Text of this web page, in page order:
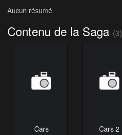
Aucun résumé
Contenu de la Saga (3)
Cars
Cars 2